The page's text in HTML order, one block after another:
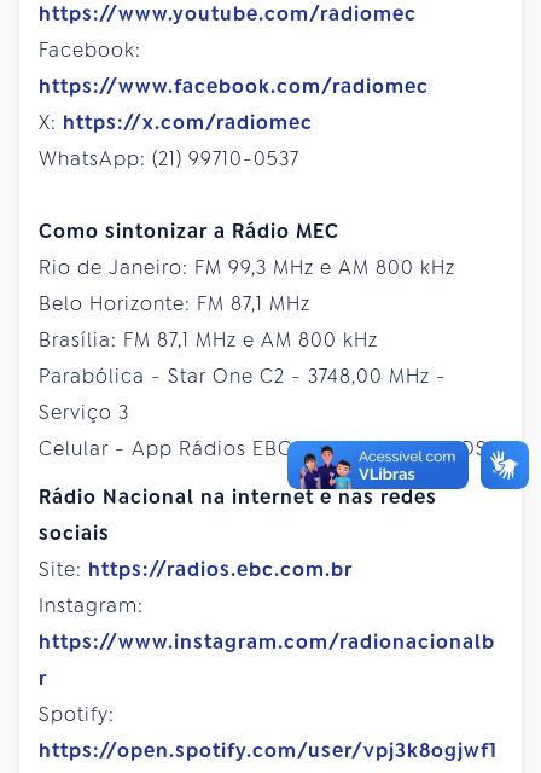
https://www.youtube.com/radiomec
Facebook:
https://www.facebook.com/radiomec
X: https://x.com/radiomec
WhatsApp: (21) 99710-0537
Como sintonizar a Rádio MEC
Rio de Janeiro: FM 99,3 MHz e AM 800 kHz
Belo Horizonte: FM 87,1 MHz
Brasília: FM 87,1 MHz e AM 800 kHz
Parabólica - Star One C2 - 3748,00 MHz -
Serviço 3
Celular - App Rádios EBC para Android e iOS
Rádio Nacional na internet e nas redes
sociais
Site: https://radios.ebc.com.br
Instagram:
https://www.instagram.com/radionacionalb
r
Spotify:
https://open.spotify.com/user/vpj3k8ogjwf1